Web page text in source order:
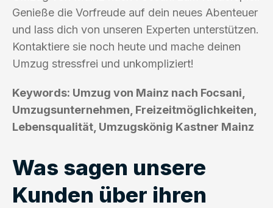
Genieße die Vorfreude auf dein neues Abenteuer
und lass dich von unseren Experten unterstützen.
Kontaktiere sie noch heute und mache deinen
Umzug stressfrei und unkompliziert!
Keywords: Umzug von Mainz nach Focsani,
Umzugsunternehmen, Freizeitmöglichkeiten,
Lebensqualität, Umzugskönig Kastner Mainz
Was sagen unsere
Kunden über ihren